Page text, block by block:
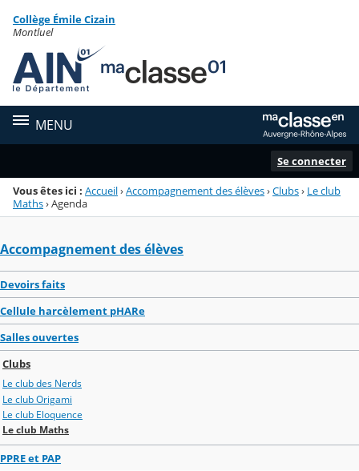
Menu de la rubrique
Contenu
Collège Émile Cizain
Montluel
MENU
Se connecter
Vous êtes ici : Accueil›Accompagnement des élèves›Clubs› Le club
Maths›Agenda
Accompagnement des élèves
Devoirs faits
Cellule harcèlement pHARe
Salles ouvertes
Clubs
Le club des Nerds
Le club Origami
Le club Eloquence
Le club Maths
PPRE et PAP